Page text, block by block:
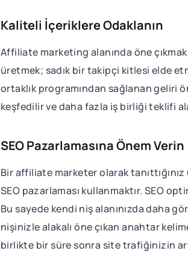
Kaliteli İçeriklere Odaklanın
Affiliate marketing alanında öne
üretmek; sadık bir takipçi kitlesi elde
ortaklık programından sağlanan geliri
keşfedilir ve daha fazla iş birliği teklifi
SEO Pazarlamasına Önem Verin
Bir affiliate marketer olarak
SEO pazarlaması kullanmaktır. SEO
Bu sayede kendi niş alanınızda daha
nişinizle alakalı öne çıkan anahtar
birlikte bir süre sonra site trafiğinizin